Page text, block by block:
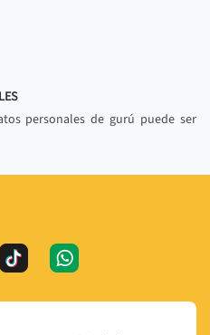
personales de gurú puede ser